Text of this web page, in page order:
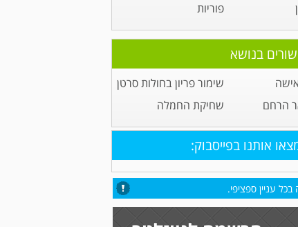
פוריות
בנושא
שימור פריון בחולות סרטן
הרחם
שחיקת החמלה
אותנו בפייסבוק:
עניין ספציפי.